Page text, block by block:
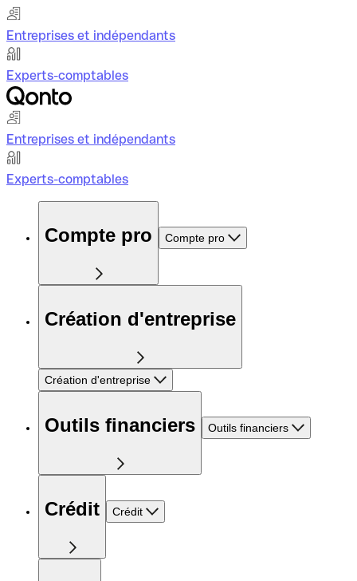
Entreprises et indépendants
Experts-comptables
Entreprises et indépendants
Experts-comptables
Compte pro Compte pro
Création d'entreprise
Création d'entreprise
Outils financiers Outils financiers
Crédit Crédit